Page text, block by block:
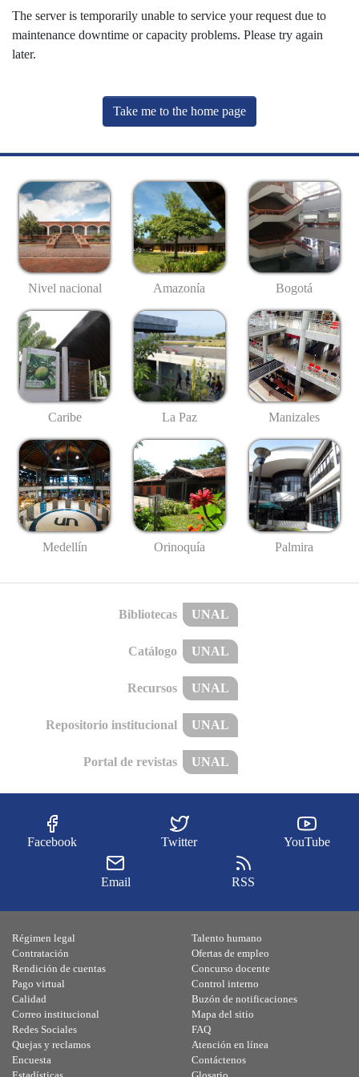
The server is temporarily unable to service your request due to
maintenance downtime or capacity problems. Please try again
later.
Take me to the home page
Nivel nacional Amazonía Bogotá
Caribe La Paz Manizales
Medellín Orinoquía Palmira
Bibliotecas UNAL
Catálogo UNAL
Recursos UNAL
Repositorio institucional UNAL
Portal de revistas UNAL
Facebook Twitter YouTube
Email RSS
Régimen legal
Contratación
Rendición de cuentas
Pago virtual
Calidad
Talento humano
Ofertas de empleo
Concurso docente
Control interno
Buzón de notificaciones
Correo institucional
Redes Sociales
Quejas y reclamos
Encuesta
Mapa del sitio
FAQ
Atención en línea
Contáctenos